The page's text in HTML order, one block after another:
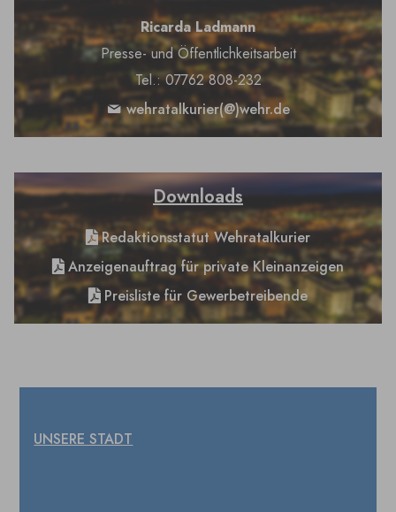
Ricarda Ladmann
Presse- und Öffentlichkeitsarbeit
Tel.: 07762 808-232
wehratalkurier(@)wehr.de
Downloads
Redaktionsstatut Wehratalkurier
Anzeigenauftrag für private Kleinanzeigen
Preisliste für Gewerbetreibende
UNSERE STADT